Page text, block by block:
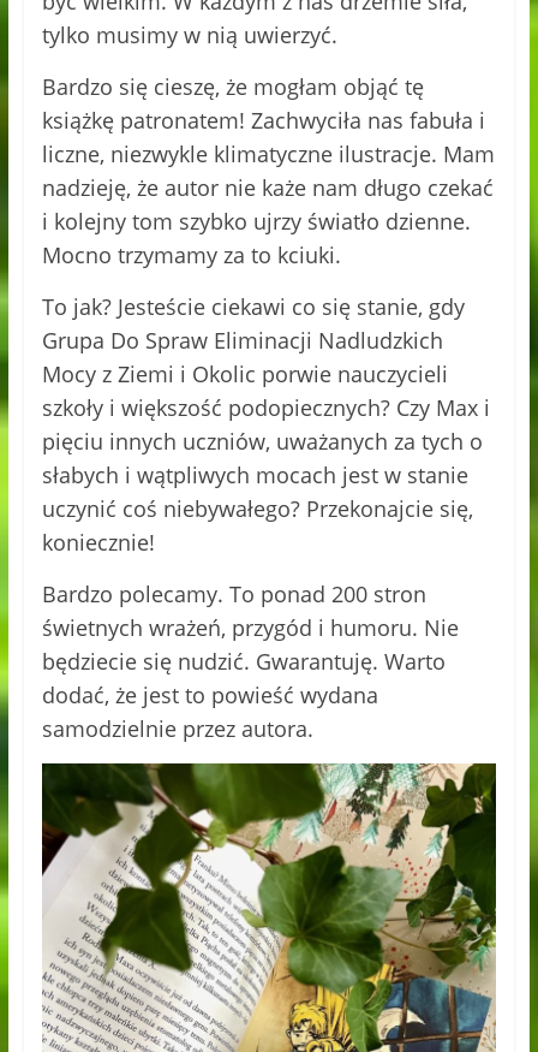
tylko musimy w nią uwierzyć.
Bardzo się cieszę, że mogłam objąć tę
książkę patronatem! Zachwyciła nas fabuła i
liczne, niezwykle klimatyczne ilustracje. Mam
nadzieję, że autor nie każe nam długo czekać
i kolejny tom szybko ujrzy światło dzienne.
Mocno trzymamy za to kciuki.
To jak? Jesteście ciekawi co się stanie, gdy
Grupa Do Spraw Eliminacji Nadludzkich
Mocy z Ziemi i Okolic porwie nauczycieli
szkoły i większość podopiecznych? Czy Max i
pięciu innych uczniów, uważanych za tych o
słabych i wątpliwych mocach jest w stanie
uczynić coś niebywałego? Przekonajcie się,
koniecznie!
Bardzo polecamy. To ponad 200 stron
świetnych wrażeń, przygód i humoru. Nie
będziecie się nudzić. Gwarantuję. Warto
dodać, że jest to powieść wydana
samodzielnie przez autora.